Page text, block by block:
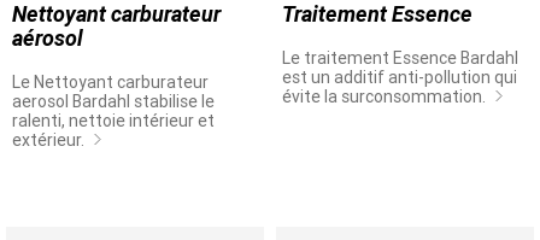
Nettoyant carburateur
aérosol
Le Nettoyant carburateur
aerosol Bardahl stabilise le
ralenti, nettoie intérieur et
extérieur.
Traitement Essence
Le traitement Essence Bardahl
est un additif anti-pollution qui
évite la surconsommation.